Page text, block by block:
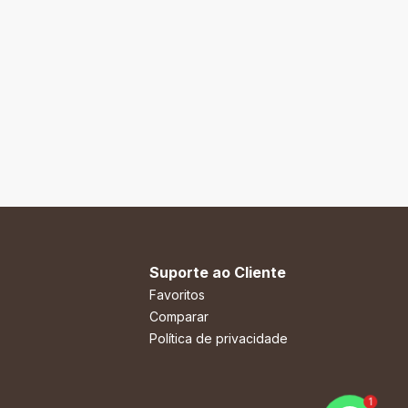
Suporte ao Cliente
Favoritos
Comparar
Política de privacidade
1